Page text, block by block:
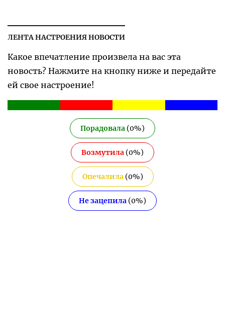
ЛЕНТА НАСТРОЕНИЯ НОВОСТИ
Какое впечатление произвела на вас эта
новость? Нажмите на кнопку ниже и передайте
ей свое настроение!
Порадовала (0%)
Возмутила (0%)
Опечалила(0%)
Не зацепила (0%)